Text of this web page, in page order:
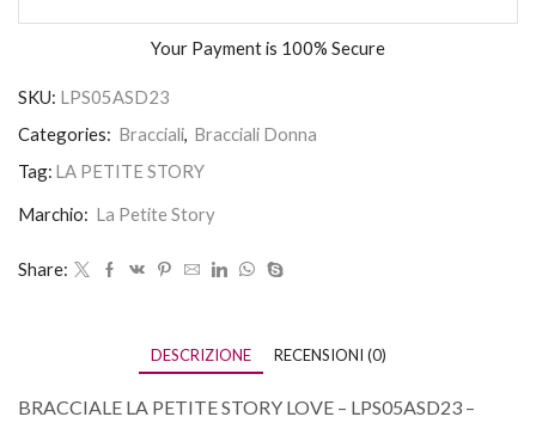
Your Payment is 100% Secure
SKU: LPS05ASD23
Categories: Bracciali, Bracciali Donna
Tag: LA PETITE STORY
Marchio: La Petite Story
Share:
DESCRIZIONE RECENSIONI (0)
BRACCIALE LA PETITE STORY LOVE – LPS05ASD23 –